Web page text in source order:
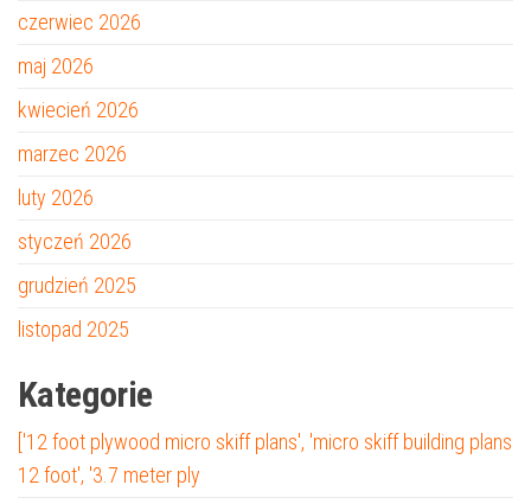
czerwiec 2026
maj 2026
kwiecień 2026
marzec 2026
luty 2026
styczeń 2026
grudzień 2025
listopad 2025
Kategorie
['12 foot plywood micro skiff plans', 'micro skiff building plans
12 foot', '3.7 meter ply